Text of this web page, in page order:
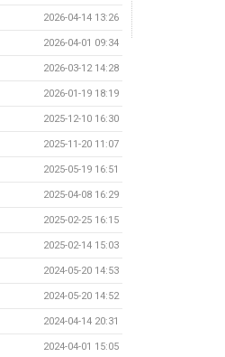
2026-04-14 13:26
2026-04-01 09:34
2026-03-12 14:28
2026-01-19 18:19
2025-12-10 16:30
2025-11-20 11:07
2025-05-19 16:51
2025-04-08 16:29
2025-02-25 16:15
2025-02-14 15:03
2024-05-20 14:53
2024-05-20 14:52
2024-04-14 20:31
2024-04-01 15:05